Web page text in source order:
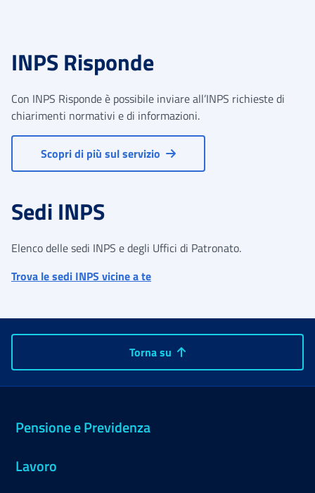
INPS Risponde
Con INPS Risponde è possibile inviare all’INPS richieste di
chiarimenti normativi e di informazioni.
Scopri di più sul servizio
Sedi INPS
Elenco delle sedi INPS e degli Uffici di Patronato.
Trova le sedi INPS vicine a te
Torna su
Pensione e Previdenza
Lavoro